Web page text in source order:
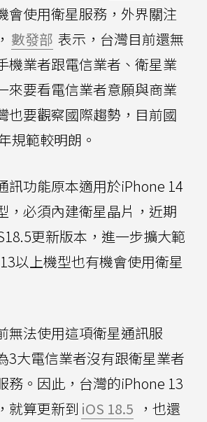
會使用衛星服務，外界關注
數發部 表示，台灣目前還無
機業者跟電信業者、衛星業
來要看電信業者意願與商業
也要觀察國際趨勢，目前國
規範較明朗。
訊功能原本適用於iPhone 14
，必須內建衛星晶片，近期
更新版本，進一步擴大範
以上機型也有機會使用衛星
無法使用這項衛星通訊服
3大電信業者沒有跟衛星業者
務。因此，台灣的iPhone 13
就算更新到 iOS 18.5 ，也還